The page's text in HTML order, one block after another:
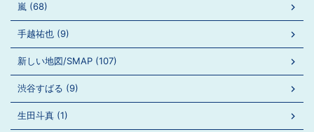
嵐 (68)
手越祐也 (9)
新しい地図/SMAP (107)
渋谷すばる (9)
生田斗真 (1)